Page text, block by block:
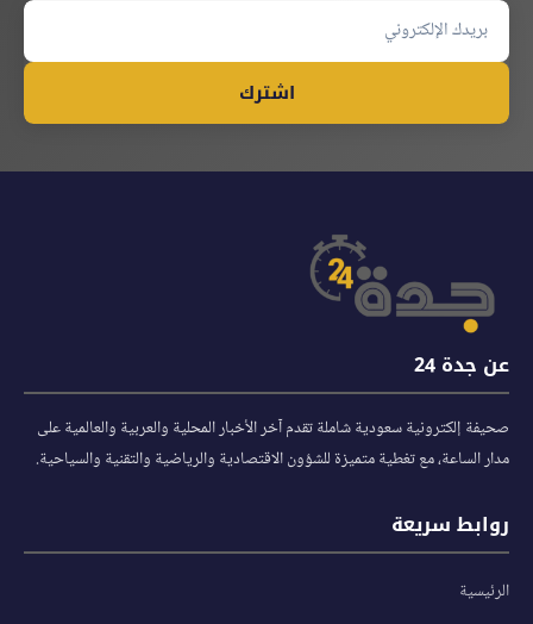
اشترك
عن جدة 24
صحيفة إلكترونية سعودية شاملة تقدم آخر الأخبار المحلية والعربية والعالمية على
مدار الساعة، مع تغطية متميزة للشؤون الاقتصادية والرياضية والتقنية والسياحية.
روابط سريعة
الرئيسية